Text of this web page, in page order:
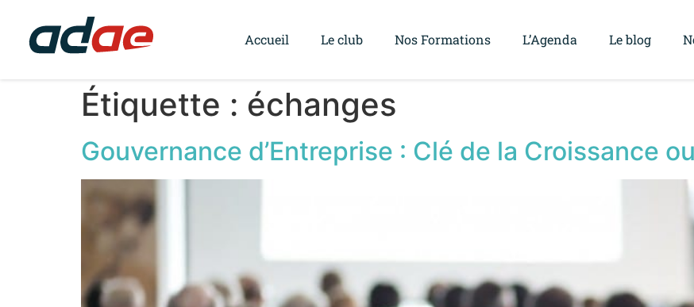
Accueil Le club Nos Formations L’Agenda Le blog
Étiquette : échanges
Gouvernance d’Entreprise : Clé de la Croissance